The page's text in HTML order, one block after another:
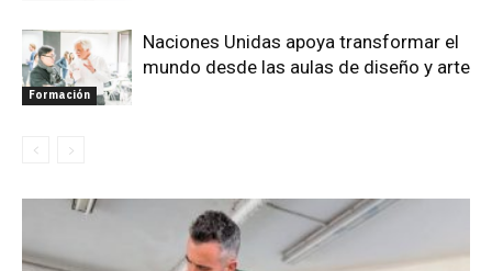
Formación
Naciones Unidas apoya transformar el
mundo desde las aulas de diseño y arte